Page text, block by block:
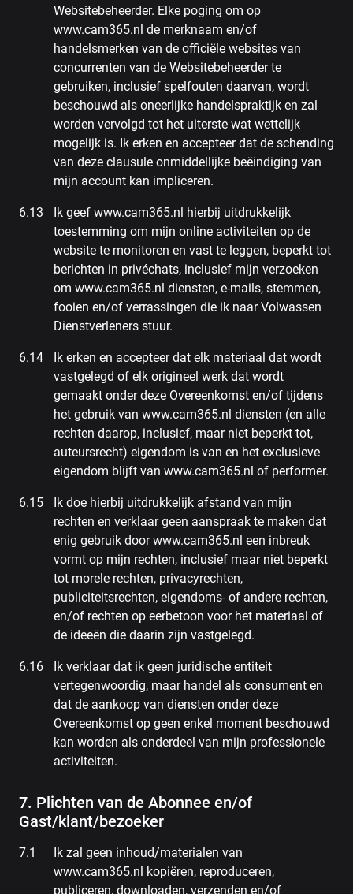
Websitebeheerder. Elke poging om op
www.cam365.nl de merknaam en/of
handelsmerken van de officiële websites van
concurrenten van de Websitebeheerder te
gebruiken, inclusief spelfouten daarvan, wordt
beschouwd als oneerlijke handelspraktijk en zal
worden vervolgd tot het uiterste wat wettelijk
mogelijk is. Ik erken en accepteer dat de schending
van deze clausule onmiddellijke beëindiging van
mijn account kan impliceren.
Ik geef www.cam365.nl hierbij uitdrukkelijk
toestemming om mijn online activiteiten op de
website te monitoren en vast te leggen, beperkt tot
berichten in privéchats, inclusief mijn verzoeken
om www.cam365.nl diensten, e-mails, stemmen,
fooien en/of verrassingen die ik naar Volwassen
Dienstverleners stuur.
Ik erken en accepteer dat elk materiaal dat wordt
vastgelegd of elk origineel werk dat wordt
gemaakt onder deze Overeenkomst en/of tijdens
het gebruik van www.cam365.nl diensten (en alle
rechten daarop, inclusief, maar niet beperkt tot,
auteursrecht) eigendom is van en het exclusieve
eigendom blijft van www.cam365.nl of performer.
Ik doe hierbij uitdrukkelijk afstand van mijn
rechten en verklaar geen aanspraak te maken dat
enig gebruik door www.cam365.nl een inbreuk
vormt op mijn rechten, inclusief maar niet beperkt
tot morele rechten, privacyrechten,
publiciteitsrechten, eigendoms- of andere rechten,
en/of rechten op eerbetoon voor het materiaal of
de ideeën die daarin zijn vastgelegd.
Ik verklaar dat ik geen juridische entiteit
vertegenwoordig, maar handel als consument en
dat de aankoop van diensten onder deze
Overeenkomst op geen enkel moment beschouwd
kan worden als onderdeel van mijn professionele
activiteiten.
7. Plichten van de Abonnee en/of
Gast/klant/bezoeker
Ik zal geen inhoud/materialen van
www.cam365.nl kopiëren, reproduceren,
publiceren, downloaden, verzenden en/of